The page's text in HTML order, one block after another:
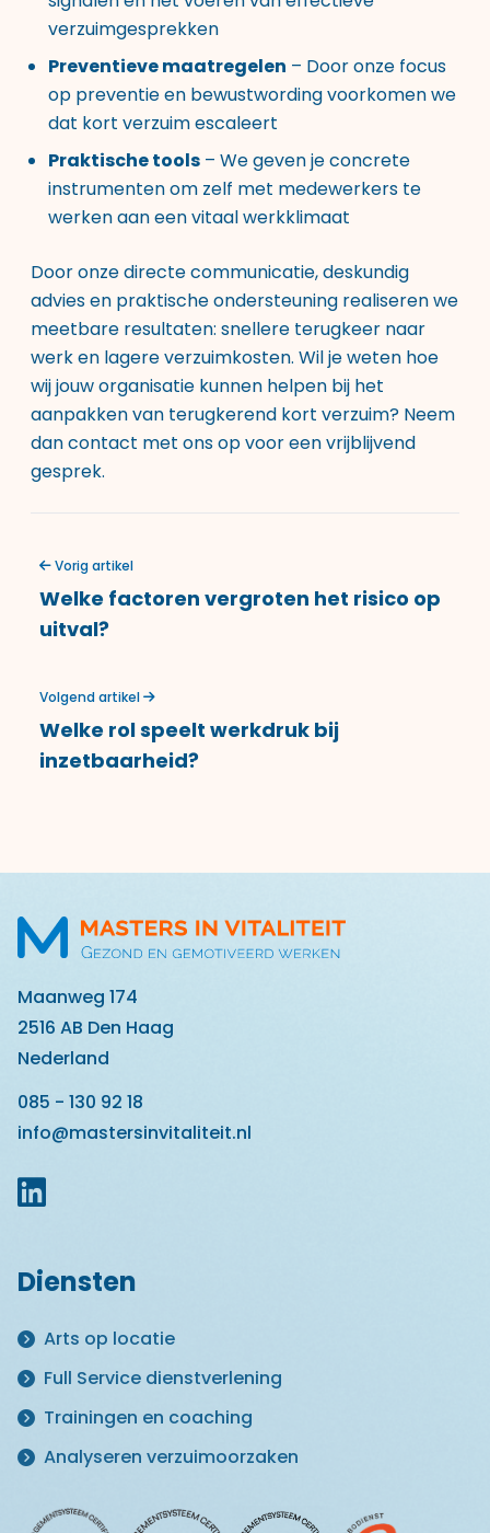
verzuimgesprekken
Preventieve maatregelen – Door onze focus
op preventie en bewustwording voorkomen we
dat kort verzuim escaleert
Praktische tools – We geven je concrete
instrumenten om zelf met medewerkers te
werken aan een vitaal werkklimaat
Door onze directe communicatie, deskundig
advies en praktische ondersteuning realiseren we
meetbare resultaten: snellere terugkeer naar
werk en lagere verzuimkosten. Wil je weten hoe
wij jouw organisatie kunnen helpen bij het
aanpakken van terugkerend kort verzuim? Neem
dan contact met ons op voor een vrijblijvend
gesprek.
Vorig artikel
Welke factoren vergroten het risico op
uitval?
Volgend artikel
Welke rol speelt werkdruk bij
inzetbaarheid?
Maanweg 174
2516 AB Den Haag
Nederland
085 - 130 92 18
info@mastersinvitaliteit.nl
Diensten
Arts op locatie
Full Service dienstverlening
Trainingen en coaching
Analyseren verzuimoorzaken